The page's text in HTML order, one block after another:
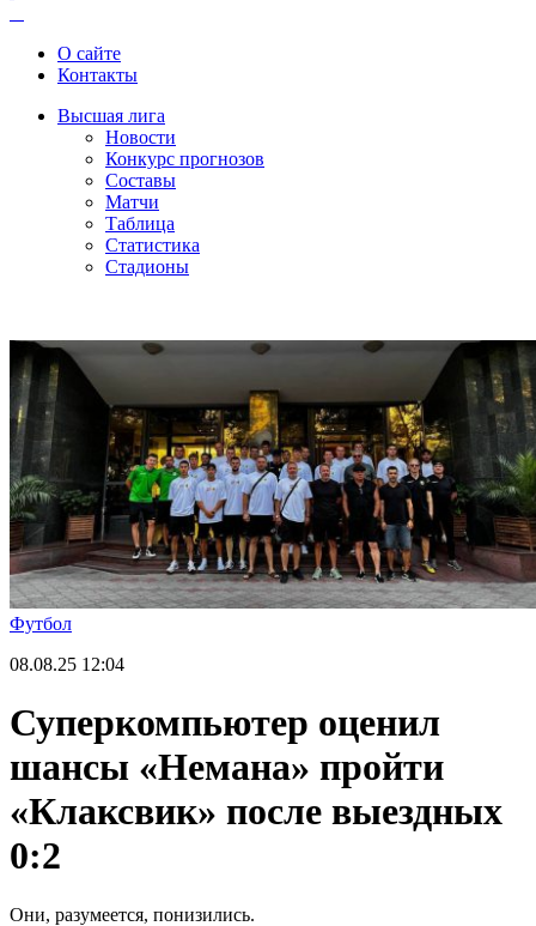
О сайте
Контакты
Высшая лига
Новости
Конкурс прогнозов
Составы
Матчи
Таблица
Статистика
Стадионы
Футбол
08.08.25 12:04
Суперкомпьютер оценил
шансы «Немана» пройти
«Клаксвик» после выездных
0:2
Они, разумеется, понизились.